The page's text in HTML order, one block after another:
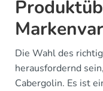
Die Wahl des
herausfordernd
Cabergolin. Es ist